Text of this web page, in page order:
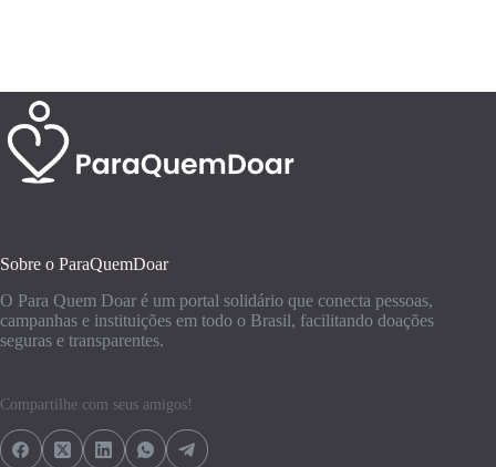
Sobre o ParaQuemDoar
O Para Quem Doar é um portal solidário que conecta pessoas,
campanhas e instituições em todo o Brasil, facilitando doações
seguras e transparentes.
Compartilhe com seus amigos!